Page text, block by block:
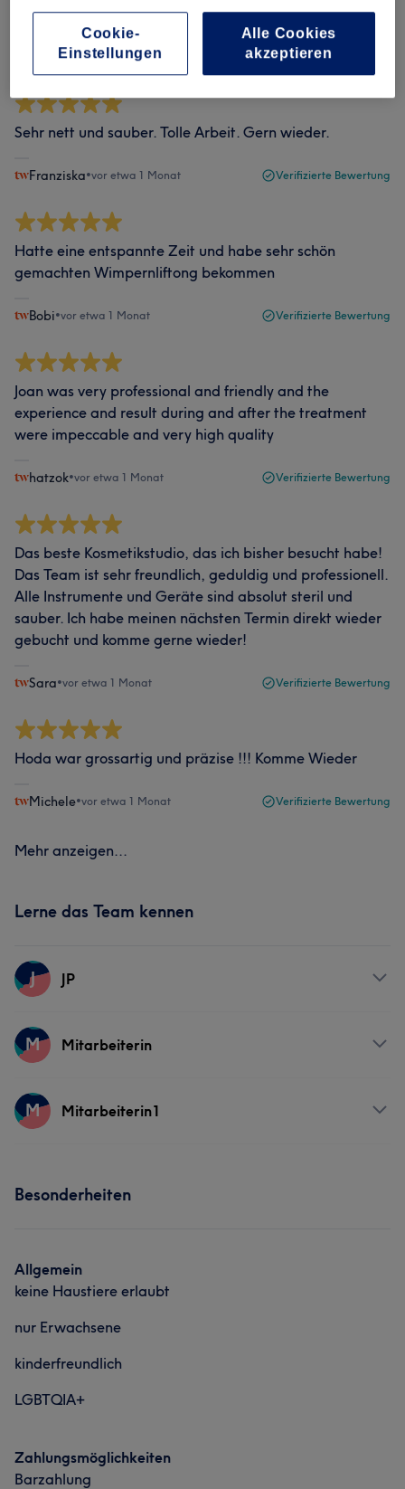
Verifizierte Bewertungen
Geschrieben von unseren Kunden, damit du weißt, was
dich in jedem Salon erwartet.
Sehr nett und sauber. Tolle Arbeit. Gern wieder.
Franziska•vor etwa 1 Monat Verifizierte Bewertung
Hatte eine entspannte Zeit und habe sehr schön
gemachten Wimpernliftong bekommen
Bobi•vor etwa 1 Monat Verifizierte Bewertung
Joan was very professional and friendly and the
experience and result during and after the treatment
were impeccable and very high quality
hatzok•vor etwa 1 Monat Verifizierte Bewertung
Das beste Kosmetikstudio, das ich bisher besucht habe!
Das Team ist sehr freundlich, geduldig und professionell.
Alle Instrumente und Geräte sind absolut steril und
sauber. Ich habe meinen nächsten Termin direkt wieder
gebucht und komme gerne wieder!
Sara•vor etwa 1 Monat Verifizierte Bewertung
Hoda war grossartig und präzise !!! Komme Wieder
Michele•vor etwa 1 Monat Verifizierte Bewertung
Mehr anzeigen...
Lerne das Team kennen
J JP
Services
M Mitarbeiterin
Services
M Mitarbeiterin1
Besonderheiten
Allgemein
keine Haustiere erlaubt
nur Erwachsene
kinderfreundlich
LGBTQIA+
Zahlungsmöglichkeiten
Barzahlung
Cookie-
Einstellungen
Alle Cookies
akzeptieren